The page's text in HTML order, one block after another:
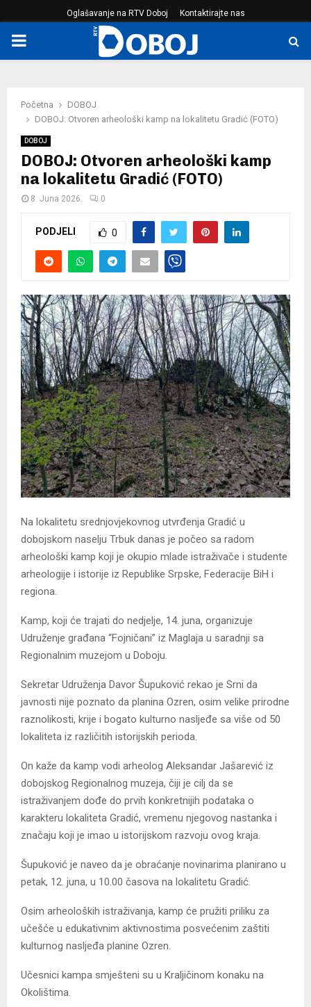
Oglašavanje na RTV Doboj Kontaktirajte nas
PRIMARY
Početna
DOBOJ
DOBOJ: Otvoren arheološki kamp na lokalitetu Gradić (FOTO)
DOBOJ
DOBOJ: Otvoren arheološki kamp
na lokalitetu Gradić (FOTO)
8. Juna 2026. 0
PODJELI 0
Na lokalitetu srednjovjekovnog utvrđenja Gradić u
dobojskom naselju Trbuk danas je počeo sa radom
arheološki kamp koji je okupio mlade istraživače i studente
arheologije i istorije iz Republike Srpske, Federacije BiH i
regiona.
Kamp, koji će trajati do nedjelje, 14. juna, organizuje
Udruženje građana “Fojničani” iz Maglaja u saradnji sa
Regionalnim muzejom u Doboju.
Sekretar Udruženja Davor Šupuković rekao je Srni da
javnosti nije poznato da planina Ozren, osim velike prirodne
raznolikosti, krije i bogato kulturno nasljeđe sa više od 50
lokaliteta iz različitih istorijskih perioda.
On kaže da kamp vodi arheolog Aleksandar Jašarević iz
dobojskog Regionalnog muzeja, čiji je cilj da se
istraživanjem dođe do prvih konkretnijih podataka o
karakteru lokaliteta Gradić, vremenu njegovog nastanka i
značaju koji je imao u istorijskom razvoju ovog kraja.
Šupuković je naveo da je obraćanje novinarima planirano u
petak, 12. juna, u 10.00 časova na lokalitetu Gradić.
Osim arheoloških istraživanja, kamp će pružiti priliku za
učešće u edukativnim aktivnostima posvećenim zaštiti
kulturnog nasljeđa planine Ozren.
Učesnici kampa smješteni su u Kraljičinom konaku na
Okolištima.